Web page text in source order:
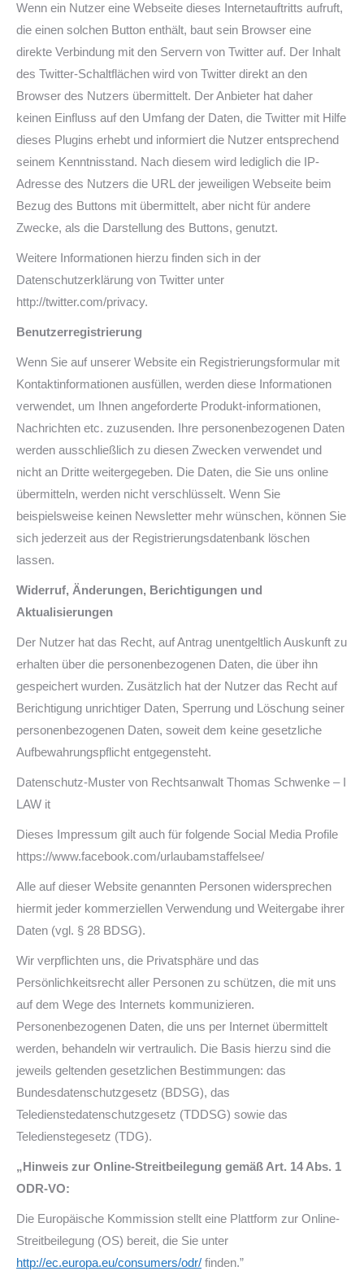
Wenn ein Nutzer eine Webseite dieses Internetauftritts aufruft,
die einen solchen Button enthält, baut sein Browser eine
direkte Verbindung mit den Servern von Twitter auf. Der Inhalt
des Twitter-Schaltflächen wird von Twitter direkt an den
Browser des Nutzers übermittelt. Der Anbieter hat daher
keinen Einfluss auf den Umfang der Daten, die Twitter mit Hilfe
dieses Plugins erhebt und informiert die Nutzer entsprechend
seinem Kenntnisstand. Nach diesem wird lediglich die IP-
Adresse des Nutzers die URL der jeweiligen Webseite beim
Bezug des Buttons mit übermittelt, aber nicht für andere
Zwecke, als die Darstellung des Buttons, genutzt.
Weitere Informationen hierzu finden sich in der
Datenschutzerklärung von Twitter unter
http://twitter.com/privacy.
Benutzerregistrierung
Wenn Sie auf unserer Website ein Registrierungsformular mit
Kontaktinformationen ausfüllen, werden diese Informationen
verwendet, um Ihnen angeforderte Produkt-informationen,
Nachrichten etc. zuzusenden. Ihre personenbezogenen Daten
werden ausschließlich zu diesen Zwecken verwendet und
nicht an Dritte weitergegeben. Die Daten, die Sie uns online
übermitteln, werden nicht verschlüsselt. Wenn Sie
beispielsweise keinen Newsletter mehr wünschen, können Sie
sich jederzeit aus der Registrierungsdatenbank löschen
lassen.
Widerruf, Änderungen, Berichtigungen und
Aktualisierungen
Der Nutzer hat das Recht, auf Antrag unentgeltlich Auskunft zu
erhalten über die personenbezogenen Daten, die über ihn
gespeichert wurden. Zusätzlich hat der Nutzer das Recht auf
Berichtigung unrichtiger Daten, Sperrung und Löschung seiner
personenbezogenen Daten, soweit dem keine gesetzliche
Aufbewahrungspflicht entgegensteht.
Datenschutz-Muster von Rechtsanwalt Thomas Schwenke – I
LAW it
Dieses Impressum gilt auch für folgende Social Media Profile
https://www.facebook.com/urlaubamstaffelsee/
Alle auf dieser Website genannten Personen widersprechen
hiermit jeder kommerziellen Verwendung und Weitergabe ihrer
Daten (vgl. § 28 BDSG).
Wir verpflichten uns, die Privatsphäre und das
Persönlichkeitsrecht aller Personen zu schützen, die mit uns
auf dem Wege des Internets kommunizieren.
Personenbezogenen Daten, die uns per Internet übermittelt
werden, behandeln wir vertraulich. Die Basis hierzu sind die
jeweils geltenden gesetzlichen Bestimmungen: das
Bundesdatenschutzgesetz (BDSG), das
Teledienstedatenschutzgesetz (TDDSG) sowie das
Teledienstegesetz (TDG).
„Hinweis zur Online-Streitbeilegung gemäß Art. 14 Abs. 1
ODR-VO:
Die Europäische Kommission stellt eine Plattform zur Online-
Streitbeilegung (OS) bereit, die Sie unter
http://ec.europa.eu/consumers/odr/ finden.”